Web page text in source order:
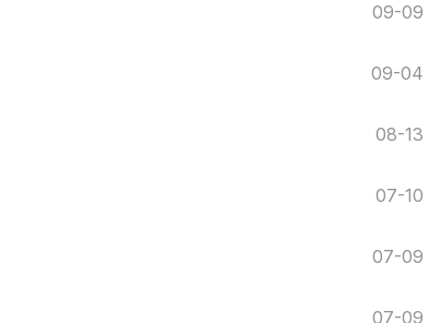
09-09
09-04
08-13
07-10
07-09
07-09